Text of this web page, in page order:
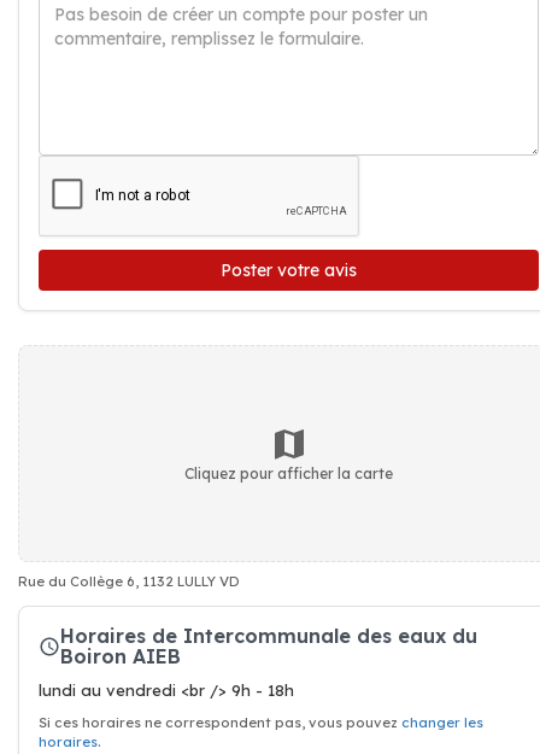
Poster votre avis
Cliquez pour afficher la carte
Rue du Collège 6, 1132 LULLY VD
Horaires de Intercommunale des eaux du
Boiron AIEB
lundi au vendredi <br /> 9h - 18h
Si ces horaires ne correspondent pas, vous pouvez changer les
horaires.